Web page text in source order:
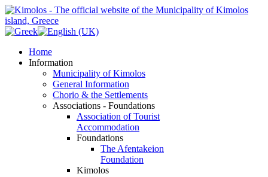
Home
Information
Municipality of Kimolos
General Information
Chorio & the Settlements
Associations - Foundations
Association of Tourist
Accommodation
Foundations
The Afentakeion
Foundation
Kimolos